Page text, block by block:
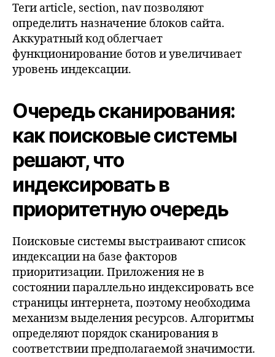
Теги article, section, nav позволяют
определить назначение блоков сайта.
Аккуратный код облегчает
функционирование ботов и увеличивает
уровень индексации.
Очередь сканирования:
как поисковые системы
решают, что
индексировать в
приоритетную очередь
Поисковые системы выстраивают список
индексации на базе факторов
приоритизации. Приложения не в
состоянии параллельно индексировать все
страницы интернета, поэтому необходима
механизм выделения ресурсов. Алгоритмы
определяют порядок сканирования в
соответствии предполагаемой значимости.